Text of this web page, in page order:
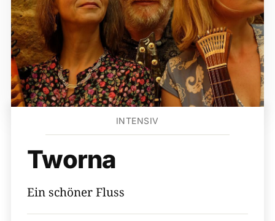
INTENSIV
Tworna
Ein schöner Fluss